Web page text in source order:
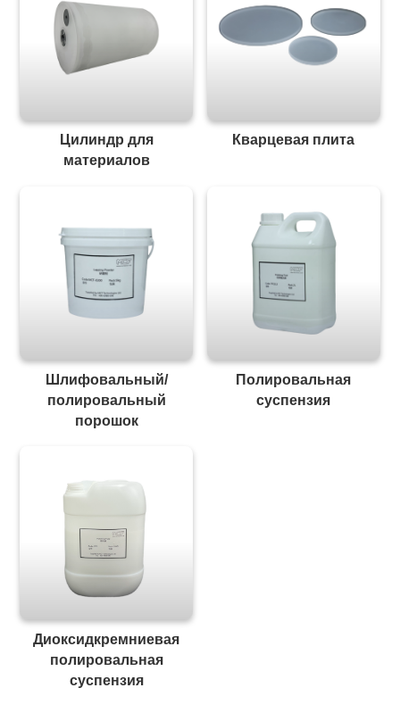
Цилиндр для
материалов
Кварцевая плита
Шлифовальный/
полировальный
порошок
Полировальная
суспензия
Диоксидкремниевая
полировальная
суспензия